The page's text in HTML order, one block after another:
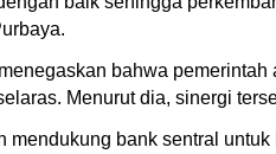
bahwa
Menurut dia, sinergi
mendukung bank sentral